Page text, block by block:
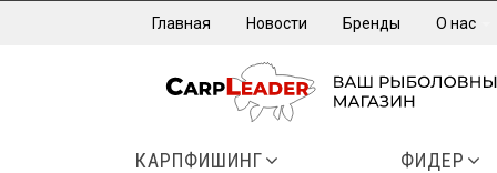
Главная Новости Бренды О нас
КАРПФИШИНГ ФИДЕР